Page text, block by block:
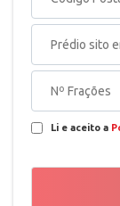
Li e aceito a